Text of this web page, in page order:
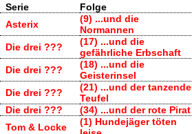
Serie Folge
Asterix
(9) ...und die
Normannen
Die drei ???
(17) ...und die
gefährliche Erbschaft
Die drei ???
(18) ...und die
Geisterinsel
Die drei ???
(21) ...und der tanzende
Teufel
Die drei ???
(34) ...und der rote Pirat
Tom & Locke
(1) Hundejäger töten